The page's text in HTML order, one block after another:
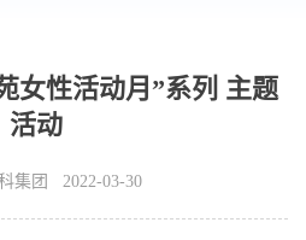
女性活动月”系列 主题
活动
集团 2022-03-30